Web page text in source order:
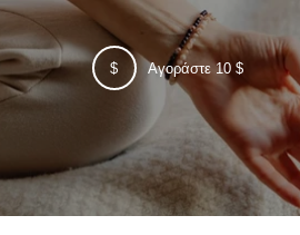
$ Αγοράστε 10 $